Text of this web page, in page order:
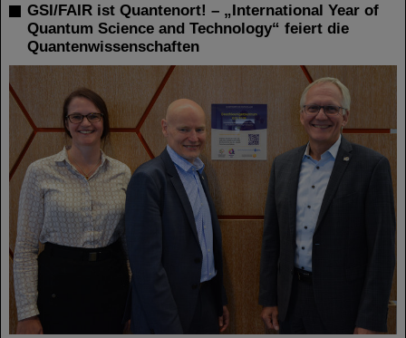
GSI/FAIR ist Quantenort! – „International Year of
Quantum Science and Technology“ feiert die
Quantenwissenschaften